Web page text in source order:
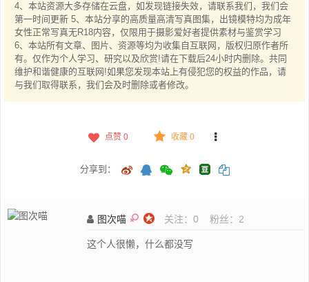
4、本站资源大多存储在云盘，如发现链接失效，请联系我们，我们会
第一时间更新 5、本站分享的高质量高清写真图集，出镜模特均为成年
女性正常写真无R18内容，仅限用于摄影爱好者提供素材与鉴赏学习
6、本站所有文章、图片、资源等均为收集自互联网，版权归原作者所
有。仅作为个人学习、研究以及欣赏!请在下载后24小时内删除。共同
维护和谐健康的互联网!如果您发现本站上有侵犯您的权益的作品，请
与我们取得联系，我们会及时删除或者修改。
点赞 0 收藏 0
分享到：
图次喵 关注： 0 粉丝： 2
这个人很懒，什么都没写